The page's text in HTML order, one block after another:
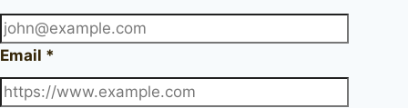
Email *